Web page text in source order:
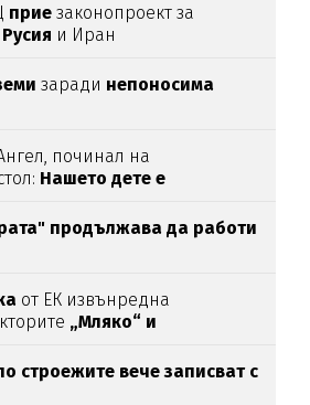
прие законопроект за
и Иран
заради непоносима
починал на
Нашето дете е
продължава да работи
от ЕК извънредна
„Мляко“ и
строежите вече записват с